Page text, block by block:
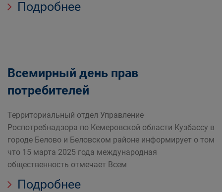
Подробнее
Всемирный день прав
потребителей
Территориальный отдел Управление
Роспотребнадзора по Кемеровской области Кузбассу в
городе Белово и Беловском районе информирует о том
что 15 марта 2025 года международная
общественность отмечает Всем
Подробнее